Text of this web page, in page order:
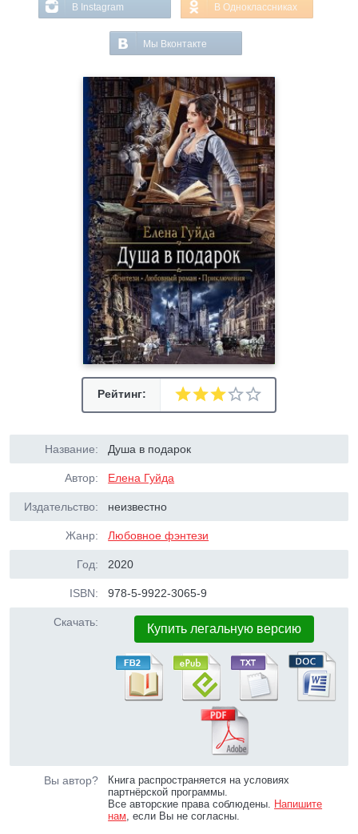
В Instagram В Одноклассниках
Мы Вконтакте
Рейтинг:
Название: Душа в подарок
Автор: Елена Гуйда
Издательство: неизвестно
Жанр: Любовное фэнтези
Год: 2020
ISBN: 978-5-9922-3065-9
Скачать: Купить легальную версию
Вы автор?
Книга распространяется на условиях
партнёрской программы.
Все авторские права соблюдены. Напишите
нам, если Вы не согласны.